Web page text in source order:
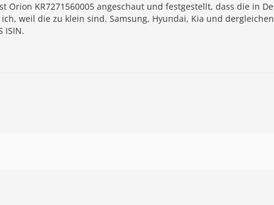
Orion KR7271560005 angeschaut und festgestellt, dass die in
ich, weil die zu klein sind. Samsung, Hyundai, Kia und
ISIN.